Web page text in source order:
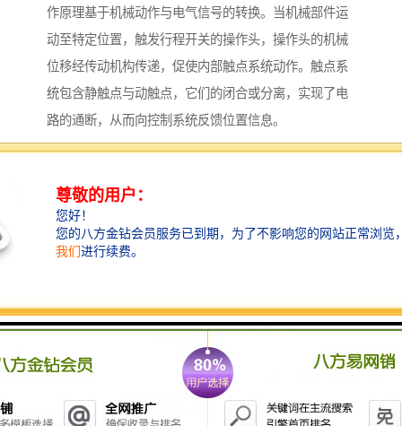
作原理基于机械动作与电气信号的转换。当机械部件运
动至特定位置，触发行程开关的操作头，操作头的机械
位移经传动机构传递，促使内部触点系统动作。触点系
统包含静触点与动触点，它们的闭合或分离，实现了电
路的通断，从而向控制系统反馈位置信息。
常见的行程开关操作头形式多样，滚轮式操作头适用于
能随传送带移动而滚动，触发开关；按钮式操作头则在
受到直接撞击时动作，常用于需要迅速响应的场合；杠
杆式操作头可利用杠杆原理，对微小的位移进行放大，